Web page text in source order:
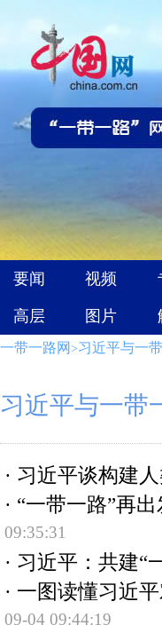
一带一路网 >习近平与一
习近平与一带
· 习近平谈构建
· “一带一路”再
09:35:31
· 习近平：共建“
· 一图读懂习近
09-04 09:44:19